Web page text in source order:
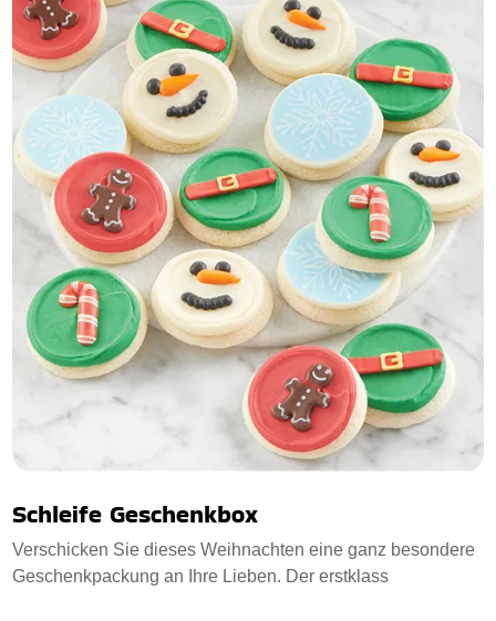
Schleife Geschenkbox
Verschicken Sie dieses Weihnachten eine ganz besondere
Geschenkpackung an Ihre Lieben. Der erstklass